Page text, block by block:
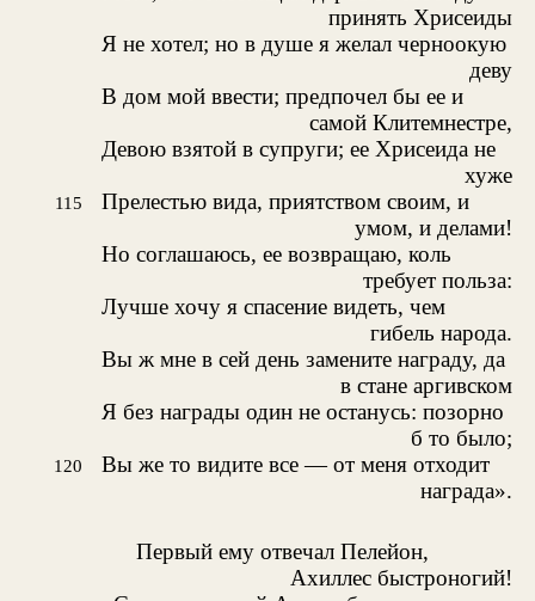
принять Хрисеиды
Я не хотел; но в душе я желал черноокую
деву
В дом мой ввести; предпочел бы ее и
самой Клитемнестре,
Девою взятой в супруги; ее Хрисеида не
хуже
115
Прелестью вида, приятством своим, и
умом, и делами!
Но соглашаюсь, ее возвращаю, коль
требует польза:
Лучше хочу я спасение видеть, чем
гибель народа.
Вы ж мне в сей день замените награду, да
в стане аргивском
Я без награды один не останусь: позорно
б то было;
120
Вы же то видите все — от меня отходит
награда».
Первый ему отвечал Пелейон,
Ахиллес быстроногий!